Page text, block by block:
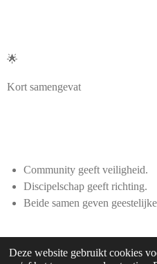
Deze website gebruikt cookies
🌟
Kort samengevat
Community geeft veiligheid.
Discipelschap geeft richting.
Beide samen geven